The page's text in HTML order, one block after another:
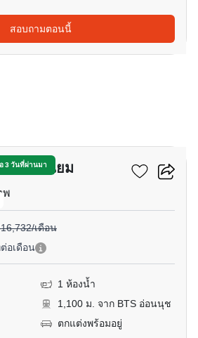
สอบถามตอนนี้
3 วันที่ผ่านมา
นโดมิเนียม
พ
เดือน
อเดือน
1 ห้องน้ำ
1,100 ม. จาก BTS อ่อนนุช
ตกแต่งพร้อมอยู่